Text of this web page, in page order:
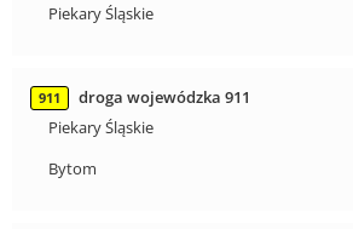
Piekary Śląskie
911
droga wojewódzka 911
Piekary Śląskie
Bytom